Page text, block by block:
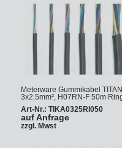
Meterware Gummikabel
3x2.5mm², H07RN-F 50m
Art-Nr.: TIKA0325RI050
auf Anfrage
zzgl. Mwst